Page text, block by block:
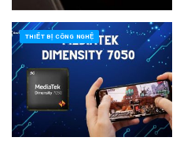
THIẾT BỊ CÔNG NGHỆ